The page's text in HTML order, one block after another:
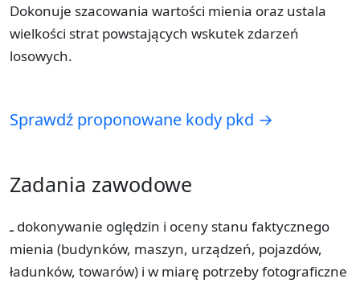
Dokonuje szacowania wartości mienia oraz ustala
wielkości strat powstających wskutek zdarzeń
losowych.
Sprawdź proponowane kody pkd →
Zadania zawodowe
ـ dokonywanie oględzin i oceny stanu faktycznego
mienia (budynków, maszyn, urządzeń, pojazdów,
ładunków, towarów) i w miarę potrzeby fotograficzne